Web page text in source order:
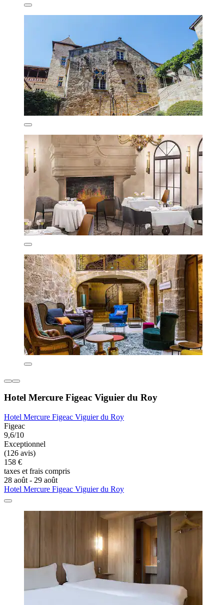
Hotel Mercure Figeac Viguier du Roy
Hotel Mercure Figeac Viguier du Roy
Figeac
9,6/10
Exceptionnel
(126 avis)
158 €
taxes et frais compris
28 août - 29 août
Hotel Mercure Figeac Viguier du Roy